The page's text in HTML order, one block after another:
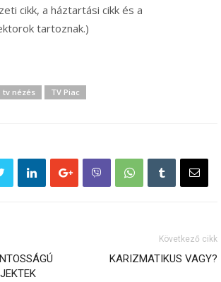
cikk, a háztartási cikk és a
tartoznak.)
tv nézés TV Piac
Következő cikk
KARIZMATIKUS VAGY?